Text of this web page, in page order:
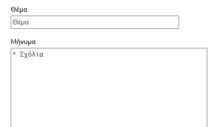
Θέμα
Μήνυμα